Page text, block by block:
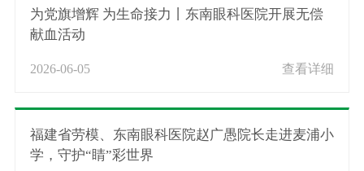
为党旗增辉 为生命接力丨东南眼科医院开展无偿
献血活动
2026-06-05 查看详细
福建省劳模、东南眼科医院赵广愚院长走进麦浦小
学，守护“睛”彩世界